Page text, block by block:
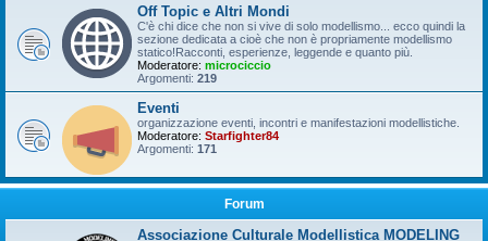
Off Topic e Altri Mondi
C'è chi dice che non si vive di solo modellismo... ecco quindi la
sezione dedicata a cioè che non è propriamente modellismo
statico!Racconti, esperienze, leggende e quanto più.
Moderatore: microciccio
Argomenti: 219
Eventi
organizzazione eventi, incontri e manifestazioni modellistiche.
Moderatore: Starfighter84
Argomenti: 171
Forum
Associazione Culturale Modellistica MODELING